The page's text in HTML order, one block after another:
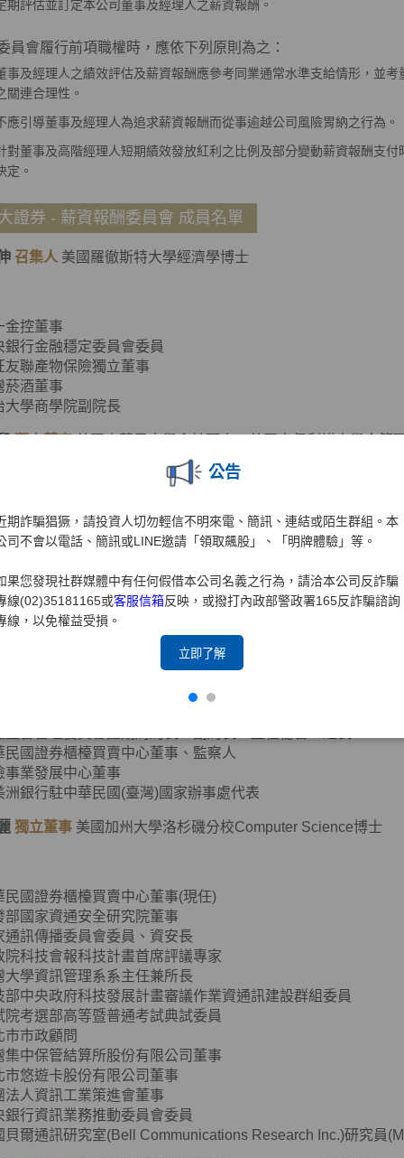
公告
期詐騙猖獗，請投資人切勿輕信不明來電、簡訊、連結或陌生群組。本
司不會以電話、簡訊或LINE邀請「領取飆股」、「明牌體驗」等。
果您發現社群媒體中有任何假借本公司名義之行為，請洽本公司反詐騙
線(02)35181165或客服信箱反映，或撥打內政部警政署165反詐騙諮詢
線，以免權益受損。
立即了解
期評估並訂定本公司董事及經理人之薪資報酬。
會履行前項職權時，應依下列原則為之：
事及經理人之績效評估及薪資報酬應參考同業通常水準支給情形，並
關連合理性。
應引導董事及經理人為追求薪資報酬而從事逾越公司風險胃納之行為。
對董事及高階經理人短期績效發放紅利之比例及部分變動薪資報酬支
定。
證券 - 薪資報酬委員會 成員名單
召集人 美國羅徹斯特大學經濟學博士
金控董事
銀行金融穩定委員會委員
友聯產物保險獨立董事
菸酒董事
大學商學院副院長
法人聖嚴教育基金會監察人
法人法鼓山佛教基金會監察人
國際財務顧問(股)公司董事長
民國北市會計師公會理事
政治大學企業管理碩士
民國證券櫃檯買賣中心董事、監察人
事業發展中心董事
洲銀行駐中華民國(臺灣)國家辦事處代表
獨立董事 美國加州大學洛杉磯分校Computer Science博士
民國證券櫃檯買賣中心董事(現任)
部國家資通安全研究院董事
通訊傳播委員會委員、資安長
院科技會報科技計畫首席評議專家
大學資訊管理系系主任兼所長
部中央政府科技發展計畫審議作業資通訊建設群組委員
院考選部高等暨普通考試典試委員
市市政顧問
集中保管結算所股份有限公司董事
市悠遊卡股份有限公司董事
法人資訊工業策進會董事
銀行資訊業務推動委員會委員
貝爾通訊研究室(Bell Communications Research Inc.)研究員